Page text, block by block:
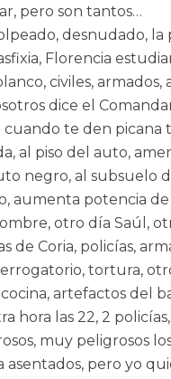
pero son tantos…
desnudado, la
Florencia
civiles,
dice el
te den picana
al piso del auto,
negro, al
aumenta potencia
otro día Saúl,
de Coria, policías,
tortura,
artefactos del
hora las 22, 2
muy peligrosos
asentados, pero yo